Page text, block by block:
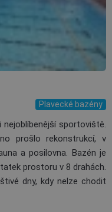
Plavecké bazény
sportoviště.
prošlo rekonstrukcí, v
a posilovna. Bazén je
prostoru v 8 drahách.
dny, kdy nelze chodit